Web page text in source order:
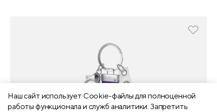
Наш сайт использует Сookie-файлы для полноценной
работы функционала и служб аналитики. Запретить